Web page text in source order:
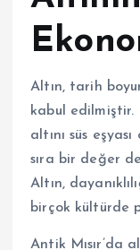
Altın, tarih
kabul
altını süs
sıra bir değer
Altın,
birçok kültürde
Antik Mısır’da